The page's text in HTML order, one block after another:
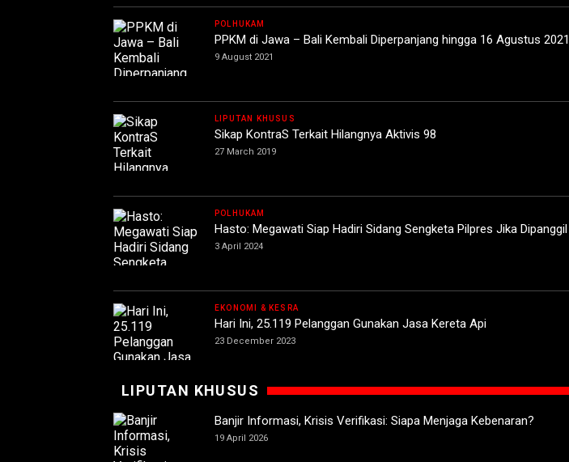
POLHUKAM
PPKM di Jawa – Bali Kembali Diperpanjang hingga 16 Agustus 2021
9 August 2021
LIPUTAN KHUSUS
Sikap KontraS Terkait Hilangnya Aktivis 98
27 March 2019
POLHUKAM
Hasto: Megawati Siap Hadiri Sidang Sengketa Pilpres Jika Dipanggil
3 April 2024
EKONOMI & KESRA
Hari Ini, 25.119 Pelanggan Gunakan Jasa Kereta Api
23 December 2023
LIPUTAN KHUSUS
Banjir Informasi, Krisis Verifikasi: Siapa Menjaga Kebenaran?
19 April 2026